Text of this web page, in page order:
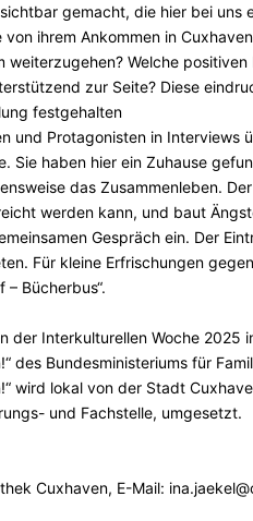
gemacht, die hier bei uns
ihrem Ankommen in
Welche
zur Seite? Diese
festgehalten
und Protagonisten in Interviews
Sie haben hier ein Zuhause
das Zusammenleben.
werden kann, und baut
Gespräch ein. Der
Für kleine Erfrischungen
Bücherbus“.
der Interkulturellen Woche
des Bundesministeriums für
wird lokal von der Stadt
und Fachstelle, umgesetzt.
Cuxhaven, E-Mail: